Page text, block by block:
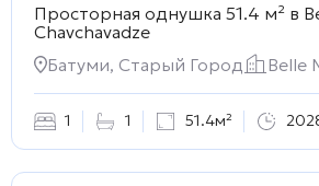
Просторная однушка 51.4 м² в
Chavchavadze
Батуми, Старый Город
Belle
1 1 51.4м²